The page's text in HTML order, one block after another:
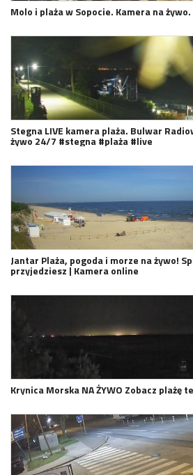
Molo i plaża w Sopocie. Kamera na żywo.
Stegna LIVE kamera plaża. Bulwar
żywo 24/7 #stegna #plaża #live
Jantar Plaża, pogoda i morze na żywo!
przyjedziesz | Kamera online
Krynica Morska NA ŻYWO Zobacz plażę